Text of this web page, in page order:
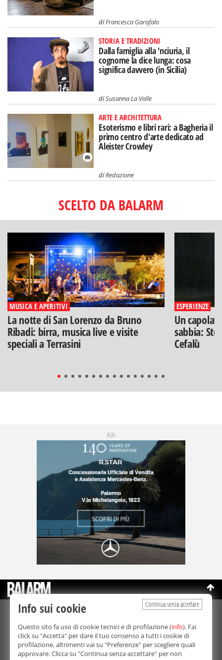
diFrancesca Garofalo
STORIA E TRADIZIONI
Dalla famiglia alla 'nciuria, il
cognome la dice lunga: cosa
significa davvero (in Sicilia)
diSusanna La Valle
ARTE E ARCHITETTURA
Esoterismo e libri rari: a Bagheria il
primo centro d'arte dedicato ad
Aleister Crowley
diRedazione
SCELTO DA BALARM
MUSICA E APERITIVI
La notte di San Lorenzo da Bruno
Ribadi: birra, musica live e visite
speciali a Terrasini
ESPERIENZE
Un
sabbia:
Cefalù
Adv
©Copyright 2003-2026
Bmedia Srl- P.IVA 07064240828
La riproduzione totale o parziale di tutti i contenuti, in qualunque
forma, su qualsiasi supporto è proibita.
Balarm.it è una testata giornalistica registrata. Autorizzazione del
Tribunale di Palermo n° 32 del 21/10/2003
Continua senza accettare
Info sui cookie
Questo sito fa uso di cookie tecnici e di profilazione (info). Fai
click su "Accetta" per dare il tuo consenso a tutti i cookie di
profilazione, altrimenti vai su "Preferenze" per scegliere quali
approvare. Clicca su "Continua senza accettare" per non